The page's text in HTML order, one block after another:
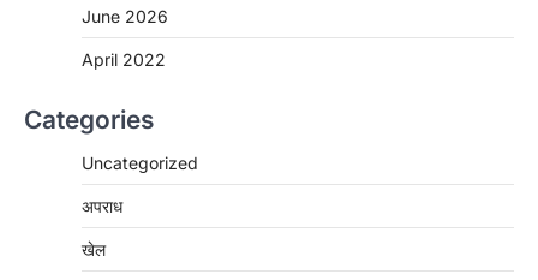
June 2026
April 2022
Categories
Uncategorized
अपराध
खेल